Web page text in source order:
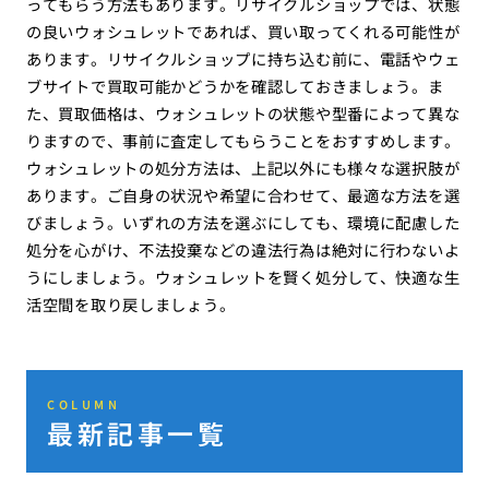
の良いウォシュレットであれば、買い取ってくれる可能性が
あります。リサイクルショップに持ち込む前に、電話やウェ
ブサイトで買取可能かどうかを確認しておきましょう。ま
た、買取価格は、ウォシュレットの状態や型番によって異な
りますので、事前に査定してもらうことをおすすめします。
ウォシュレットの処分方法は、上記以外にも様々な選択肢が
あります。ご自身の状況や希望に合わせて、最適な方法を選
びましょう。いずれの方法を選ぶにしても、環境に配慮した
処分を心がけ、不法投棄などの違法行為は絶対に行わないよ
うにしましょう。ウォシュレットを賢く処分して、快適な生
活空間を取り戻しましょう。
COLUMN
最新記事一覧